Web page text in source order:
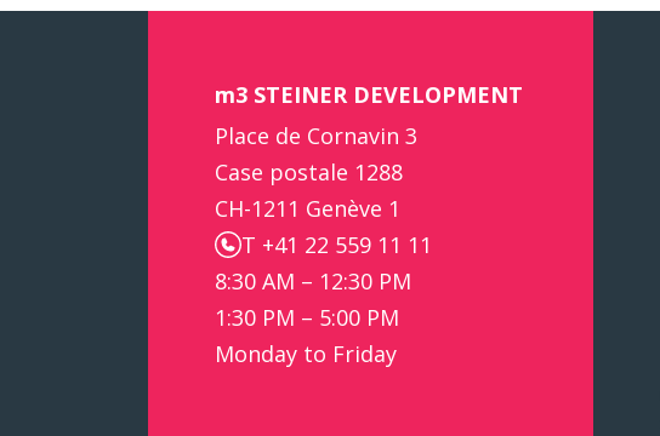
m3 STEINER DEVELOPMENT
Place de Cornavin 3
Case postale 1288
CH-1211 Genève 1
T +41 22 559 11 11
8:30 AM – 12:30 PM
1:30 PM – 5:00 PM
Monday to Friday